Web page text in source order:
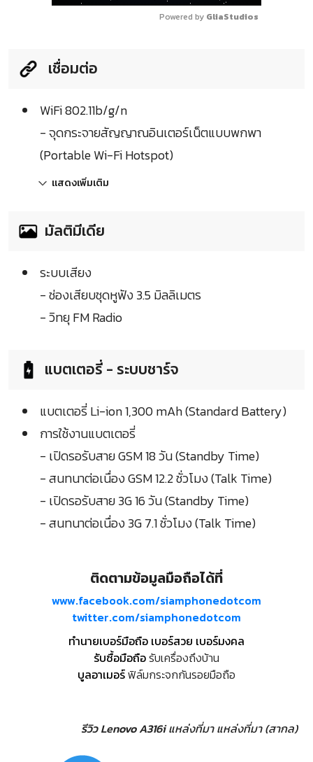
Powered by GliaStudios
เชื่อมต่อ
WiFi 802.11b/g/n
- จุดกระจายสัญญาณอินเตอร์เน็ตแบบพกพา
(Portable Wi-Fi Hotspot)
แสดงเพิ่มเติม
มัลติมีเดีย
ระบบเสียง
- ช่องเสียบชุดหูฟัง 3.5 มิลลิเมตร
- วิทยุ FM Radio
แบตเตอรี่ - ระบบชาร์จ
แบตเตอรี่ Li-ion 1,300 mAh (Standard Battery)
การใช้งานแบตเตอรี่
- เปิดรอรับสาย GSM 18 วัน (Standby Time)
- สนทนาต่อเนื่อง GSM 12.2 ชั่วโมง (Talk Time)
- เปิดรอรับสาย 3G 16 วัน (Standby Time)
- สนทนาต่อเนื่อง 3G 7.1 ชั่วโมง (Talk Time)
ติดตามข้อมูลมือถือได้ที่
www.facebook.com/siamphonedotcom
twitter.com/siamphonedotcom
ทำนายเบอร์มือถือ เบอร์สวย เบอร์มงคล
รับซื้อมือถือรับเครื่องถึงบ้าน
บูลอาเมอร์ฟิล์มกระจกกันรอยมือถือ
รีวิว Lenovo A316i แหล่งที่มา แหล่งที่มา (สากล)